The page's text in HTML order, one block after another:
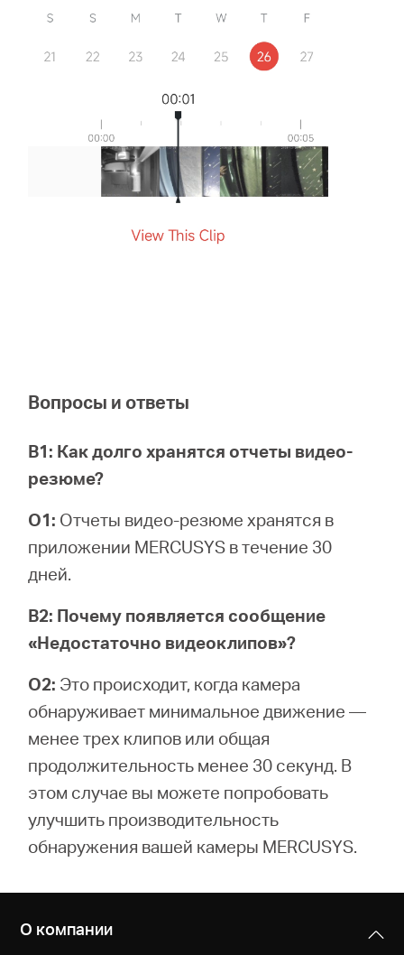
Вопросы и ответы
В1: Как долго хранятся отчеты видео-
резюме?
О1: Отчеты видео-резюме хранятся в
приложении MERCUSYS в течение 30
дней.
В2: Почему появляется сообщение
«Недостаточно видеоклипов»?
О2: Это происходит, когда камера
обнаруживает минимальное движение —
менее трех клипов или общая
продолжительность менее 30 секунд. В
этом случае вы можете попробовать
улучшить производительность
обнаружения вашей камеры MERCUSYS.
О компании